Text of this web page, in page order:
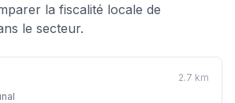
la fiscalité locale de
le secteur.
2.7 km